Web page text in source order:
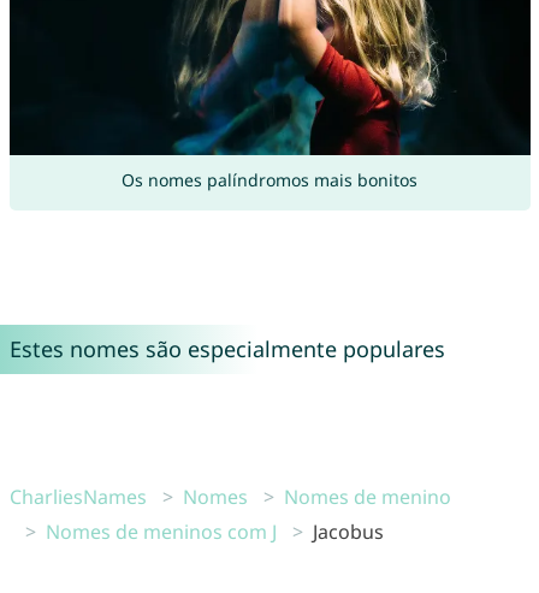
Os nomes palíndromos mais bonitos
Estes nomes são especialmente populares
CharliesNames Nomes
Nomes de menino
Nomes de meninos com J
Jacobus